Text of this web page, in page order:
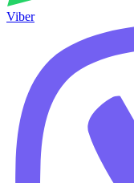
Viber